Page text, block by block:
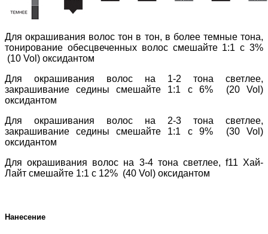
Для окрашивания волос тон в тон, в более темные тона,
тонирование обесцвеченных волос смешайте 1:1 с 3%
(10 Vol) оксидантом
Для окрашивания волос на 1-2 тона светлее,
закрашивание седины смешайте 1:1 с 6% (20 Vol)
оксидантом
Для окрашивания волос на 2-3 тона светлее,
закрашивание седины смешайте 1:1 с 9% (30 Vol)
оксидантом
Для окрашивания волос на 3-4 тона светлее, f11 Хай-
Лайт смешайте 1:1 с 12% (40 Vol) оксидантом
Нанесение